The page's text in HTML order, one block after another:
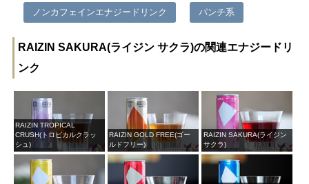
ノンカフェインエナジードリンク パンチ系
RAIZIN SAKURA(ライジン サクラ)の関連エナジードリ
ンク
RAIZIN TROPICAL
CRUSH(トロピカルクラッ
シュ)
RAIZIN GOLD FREE(ゴー
ルドフリー)
RAIZIN SAKURA(ライジン
サクラ)